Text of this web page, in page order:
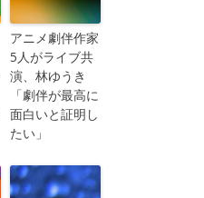
アニメ劇伴作家
5人がライブ共
演、林ゆうき
「劇伴が最高に
面白いと証明し
たい」